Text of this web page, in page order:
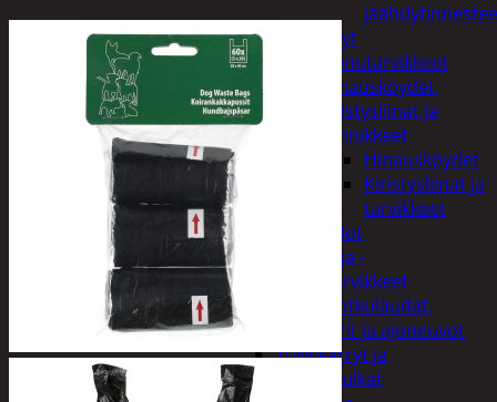
Öljyt
Perävaunutarvikkeet
Hinausköydet,
kiristysliinat ja
kiinnikkeet
Hinausköydet
Kiristysliinat ja
tarvikkeet
Valot
Rengas ja -
vannetarvikkeet
Sähköpotkulaudat,
skootterit ja ajoneuvot
Tukkikärryt ja
juontopulkat